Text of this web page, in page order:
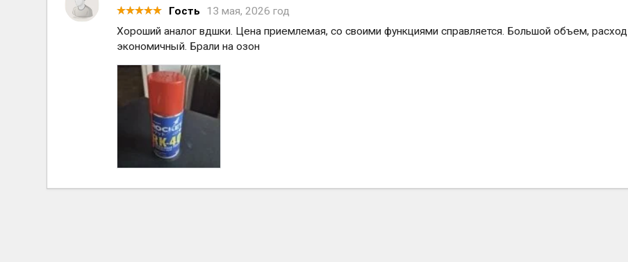
Гость
13 мая, 2026 год
Хороший аналог вдшки. Цена приемлемая, со своими функциями справляется. Большой объем, расход
экономичный. Брали на озон